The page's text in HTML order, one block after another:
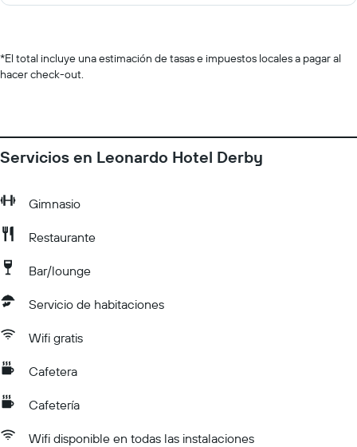
*El total incluye una estimación de tasas e impuestos locales a pagar al
hacer check-out.
Servicios en Leonardo Hotel Derby
Gimnasio
Restaurante
Bar/lounge
Servicio de habitaciones
Wifi gratis
Cafetera
Cafetería
Wifi disponible en todas las instalaciones